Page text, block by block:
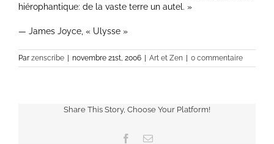
hiérophantique: de la vaste terre un autel. »
— James Joyce, « Ulysse »
Par zenscribe novembre 21st, 2006 Art et Zen 0 commentaire
Share This Story, Choose Your Platform!
Facebook
Email